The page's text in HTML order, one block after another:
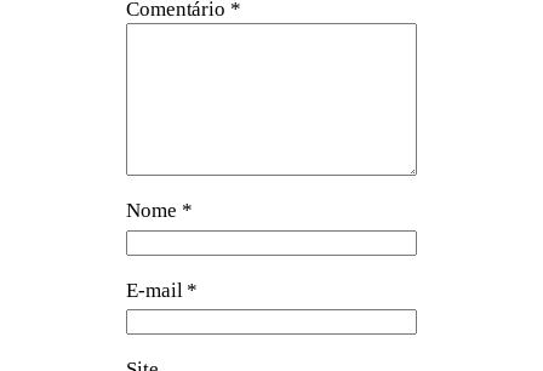
Comentário *
Nome *
E-mail *